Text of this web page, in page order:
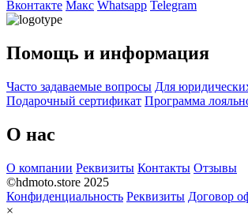
Вконтакте Макс Whatsapp Telegram
Помощь и информация
Часто задаваемые вопросы Для
Подарочный сертификат Программа
О нас
О компании Реквизиты Контакты Отзывы
©hdmoto.store 2025
Конфиденциальность Реквизиты Договор
×